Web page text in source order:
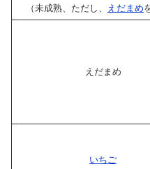
（未成熟、ただし、
えだまめ
えだまめ
いちご